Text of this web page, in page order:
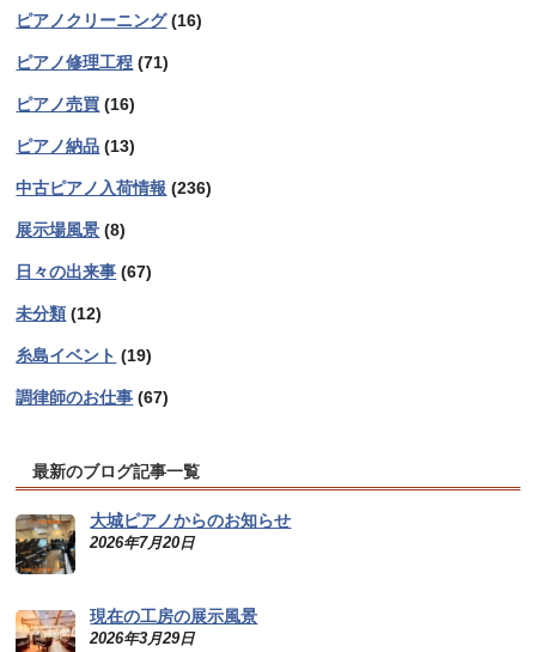
ピアノクリーニング(16)
ピアノ修理工程 (71)
ピアノ売買 (16)
ピアノ納品 (13)
中古ピアノ入荷情報 (236)
展示場風景 (8)
日々の出来事 (67)
未分類 (12)
糸島イベント (19)
調律師のお仕事 (67)
最新のブログ記事一覧
大城ピアノからのお知らせ
2026年7月20日
現在の工房の展示風景
2026年3月29日